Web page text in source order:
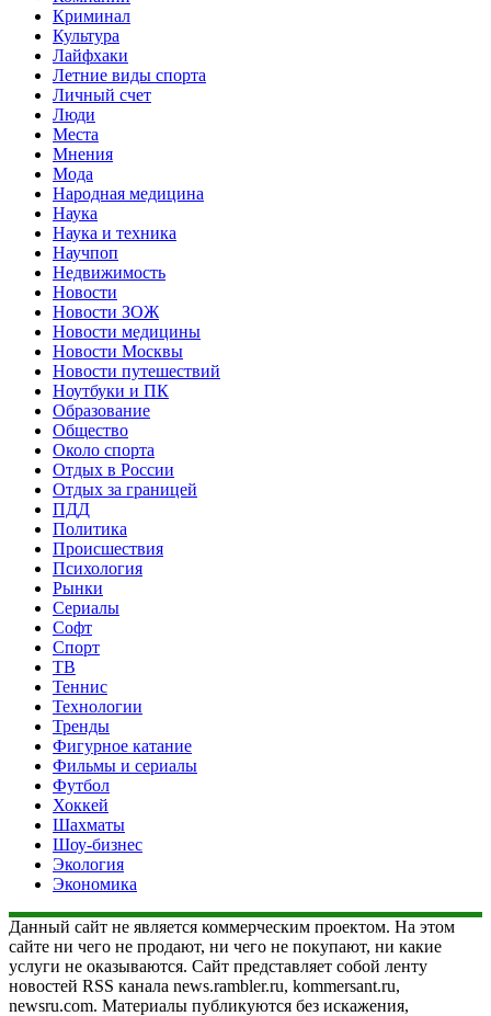
Криминал
Культура
Лайфхаки
Летние виды спорта
Личный счет
Люди
Места
Мнения
Мода
Народная медицина
Наука
Наука и техника
Научпоп
Недвижимость
Новости
Новости ЗОЖ
Новости медицины
Новости Москвы
Новости путешествий
Ноутбуки и ПК
Образование
Общество
Около спорта
Отдых в России
Отдых за границей
ПДД
Политика
Происшествия
Психология
Рынки
Сериалы
Софт
Спорт
ТВ
Теннис
Технологии
Тренды
Фигурное катание
Фильмы и сериалы
Футбол
Хоккей
Шахматы
Шоу-бизнес
Экология
Экономика
Данный сайт не является коммерческим проектом. На этом
сайте ни чего не продают, ни чего не покупают, ни какие
услуги не оказываются. Сайт представляет собой ленту
новостей RSS канала news.rambler.ru, kommersant.ru,
newsru.com. Материалы публикуются без искажения,